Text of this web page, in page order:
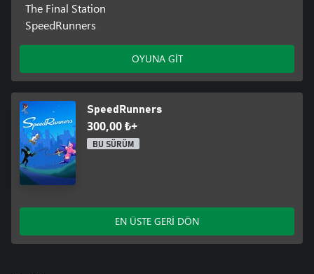
The Final Station
SpeedRunners
OYUNA GİT
SpeedRunners
300,00 ₺+
BU SÜRÜM
EN ÜSTE GERİ DÖN